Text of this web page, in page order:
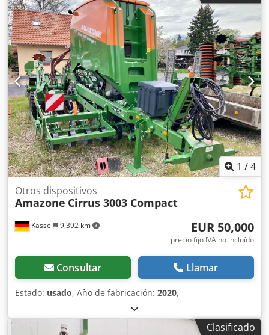
en L y escaleras Iluminación LED Lona enrollable de
cobertura L / Juego de palas esparcidoras TS Cjdpfx Aljrxr
Uysyoha
1 /4
Kassel 9,392 km
Otros dispositivos
Amazone Cirrus 3003 Compact
EUR 50,000
precio fijo IVA no incluído
Consultar Llamar
Estado: usado, Año de fabricación: 2020,
Clasificado